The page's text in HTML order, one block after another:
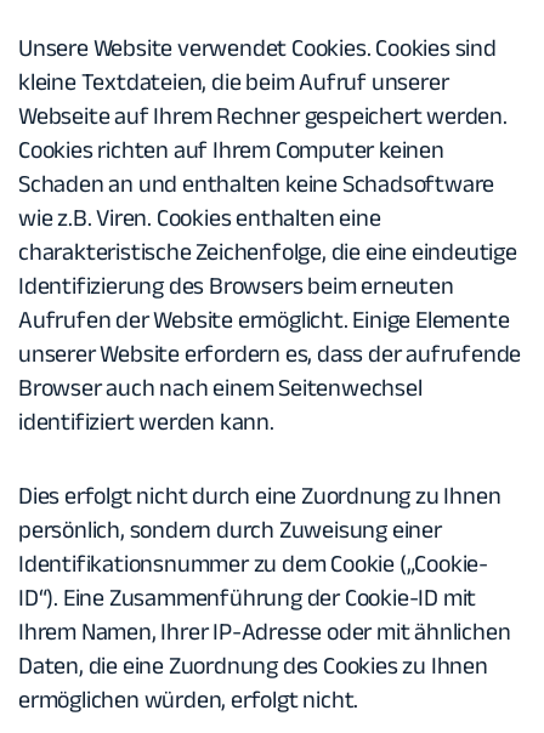
Unsere Website verwendet Cookies. Cookies sind
kleine Textdateien, die beim Aufruf unserer
Webseite auf Ihrem Rechner gespeichert werden.
Cookies richten auf Ihrem Computer keinen
Schaden an und enthalten keine Schadsoftware
wie z.B. Viren. Cookies enthalten eine
charakteristische Zeichenfolge, die eine eindeutige
Identifizierung des Browsers beim erneuten
Aufrufen der Website ermöglicht. Einige Elemente
unserer Website erfordern es, dass der aufrufende
Browser auch nach einem Seitenwechsel
identifiziert werden kann.
Dies erfolgt nicht durch eine Zuordnung zu Ihnen
persönlich, sondern durch Zuweisung einer
Identifikationsnummer zu dem Cookie („Cookie-
ID“). Eine Zusammenführung der Cookie-ID mit
Ihrem Namen, Ihrer IP-Adresse oder mit ähnlichen
Daten, die eine Zuordnung des Cookies zu Ihnen
ermöglichen würden, erfolgt nicht.